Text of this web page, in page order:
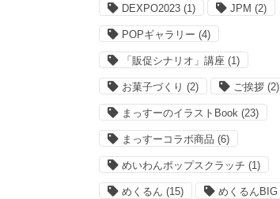
DEXPO2023 (1) JPM (2)
POPギャラリー (4)
「販促シナリオ」講座 (1)
お菓子づくり (2) ご挨拶 (2)
まっすーのイラストBook (23)
まっすーコラボ商品 (6)
めいわんポップスクラッチ (1)
めくるん (15) めくるんBIG